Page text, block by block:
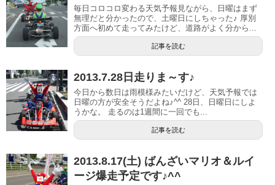
毎日コロコロ変わる天気予報見ながら、日曜はまず
無理だと分かったので、土曜日にしちゃった♪ 厚別
方面へ初めて走ってみたけど、道路がよく分から...
記事を読む
2013.7.28日走りま～す♪
今日から数日は雨模様みたいだけど、天気予報では
日曜の方が安全そうだよね♪^^ 28日、日曜日にしよ
うかな。 走るのは1週間に一回でも...
記事を読む
2013.8.17(土) ばんざいマリオ＆ルイ
ージ爆走予定です♪^^